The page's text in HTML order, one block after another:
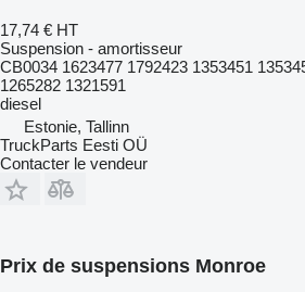
17,74 € HT
Suspension - amortisseur
CB0034 1623477 1792423 1353451
1265282 1321591
diesel
Estonie, Tallinn
TruckParts Eesti OÜ
Contacter le vendeur
Prix de suspensions Monroe